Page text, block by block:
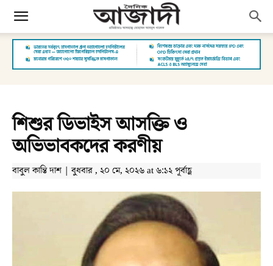
শিশুর ডিভাইস আসক্তি ও
অভিভাবকদের করণীয়
বাবুল কান্তি দাশ | বুধবার , ২০ মে, ২০২৬ at ৬:১২ পূর্বাহ্ণ